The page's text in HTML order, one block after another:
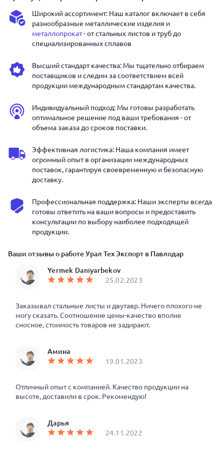
Широкий ассортимент: Наш каталог включает в себя
разнообразные металлические изделия и
металлопрокат- от стальных листов и труб до
специализированных сплавов
Высший стандарт качества: Мы тщательно отбираем
поставщиков и следим за соответствием всей
продукции международным стандартам качества.
Индивидуальный подход: Мы готовы разработать
оптимальное решение под ваши требования - от
объема заказа до сроков поставки.
Эффективная логистика: Наша компания имеет
огромный опыт в организации международных
поставок, гарантируя своевременную и безопасную
доставку.
Профессиональная поддержка: Наши эксперты всегда
готовы ответить на ваши вопросы и предоставить
консультации по выбору наиболее подходящей
продукции.
Ваши отзывы о работе Урал Тех Экспорт в Павлодар
Yermek Daniyarbekov
25.02.2023
Заказывал стальные листы и двутавр. Ничего плохого не
могу сказать. Соотношение цены-качество вполне
сносное, стоимость товаров не задирают.
Амина
19.01.2023
Отличный опыт с компанией. Качество продукции на
высоте, доставили в срок. Рекомендую!
Дарья
24.11.2022